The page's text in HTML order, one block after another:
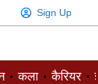
Sign Up
कला कैरियर